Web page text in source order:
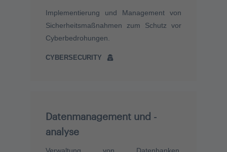
Implementierung und Management von
Sicherheitsmaßnahmen zum Schutz vor
Cyberbedrohungen.
CYBERSECURITY
Datenmanagement und -
analyse
Verwaltung von Datenbanken,